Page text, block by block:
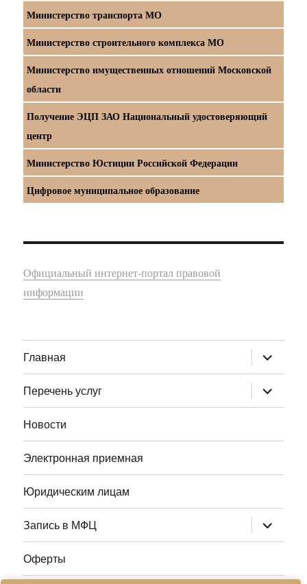
Министерство транспорта МО
Министерство строительного комплекса МО
Министерство имущественных отношений Московской
области
Получение ЭЦП ЗАО Национальный удостоверяющий
центр
Министерство Юстиции Российской Федерации
Цифровое муниципальное образование
Официальный интернет-портал правовой
информации
Главная раскрыть
дочернее
меню
Перечень услуг
раскрыть
дочернее
меню
Новости
Электронная приемная
Юридическим лицам
Запись в МФЦ раскрыть
дочернее
меню
Оферты